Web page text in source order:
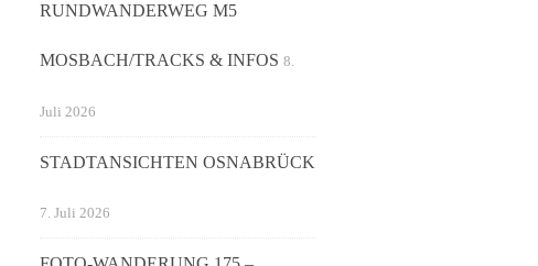
RUNDWANDERWEG M5
MOSBACH/TRACKS & INFOS 8.
Juli 2026
STADTANSICHTEN OSNABRÜCK
7. Juli 2026